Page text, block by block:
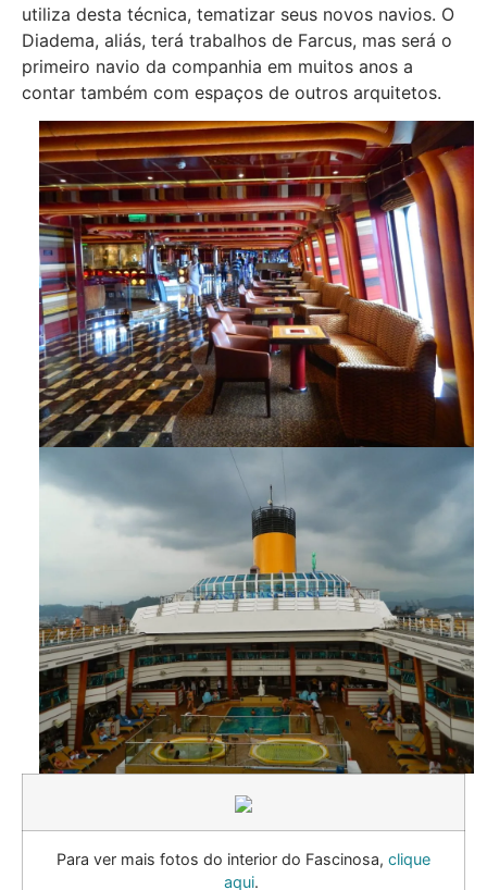
utiliza desta técnica, tematizar seus novos navios. O
Diadema, aliás, terá trabalhos de Farcus, mas será o
primeiro navio da companhia em muitos anos a
contar também com espaços de outros arquitetos.
Para ver mais fotos do interior do Fascinosa, clique
aqui.